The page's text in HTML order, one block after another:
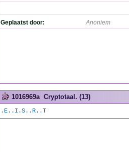
Geplaatst door: Anoniem
1016969a Cryptotaal. (13)
.E..I.S..R..T